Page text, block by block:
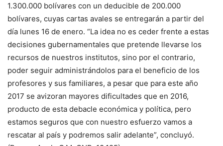
1.300.000 bolívares con un deducible de 200.000
bolívares, cuyas cartas avales se entregarán a partir del
día lunes 16 de enero. “La idea no es ceder frente a estas
decisiones gubernamentales que pretende llevarse los
recursos de nuestros institutos, sino por el contrario,
poder seguir administrándolos para el beneficio de los
profesores y sus familiares, a pesar que para este año
2017 se avizoran mayores dificultades que en 2016,
producto de esta debacle económica y política, pero
estamos seguros que con nuestro esfuerzo vamos a
rescatar al país y podremos salir adelante”, concluyó.